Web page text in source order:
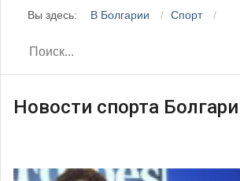
Вы здесь: В Болгарии Спорт
Новости спорта